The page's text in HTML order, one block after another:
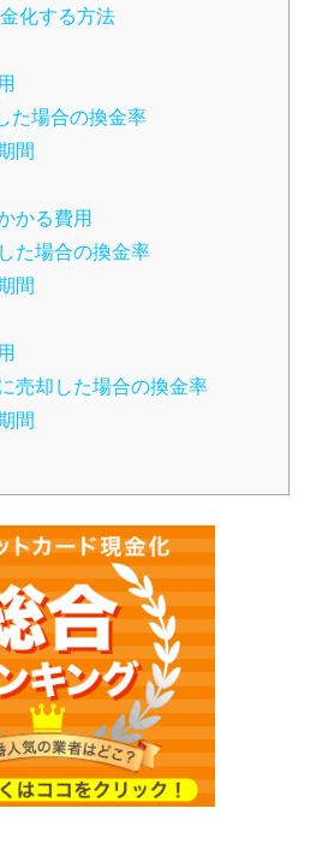
化する方法
た場合の換金率
間
かる費用
た場合の換金率
間
売却した場合の換金率
間